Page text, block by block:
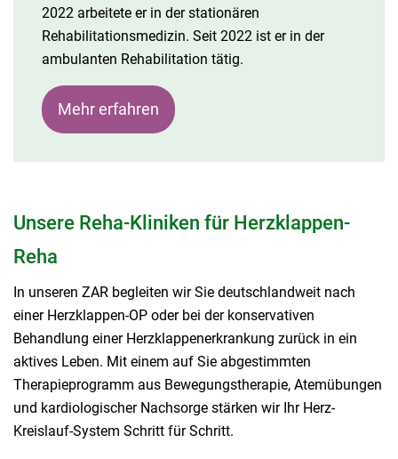
2022 arbeitete er in der stationären
Rehabilitationsmedizin. Seit 2022 ist er in der
ambulanten Rehabilitation tätig.
Mehr erfahren
Unsere Reha-Kliniken für Herzklappen-
Reha
In unseren ZAR begleiten wir Sie deutschlandweit nach
einer Herzklappen-OP oder bei der konservativen
Behandlung einer Herzklappenerkrankung zurück in ein
aktives Leben. Mit einem auf Sie abgestimmten
Therapieprogramm aus Bewegungstherapie, Atemübungen
und kardiologischer Nachsorge stärken wir Ihr Herz-
Kreislauf-System Schritt für Schritt.